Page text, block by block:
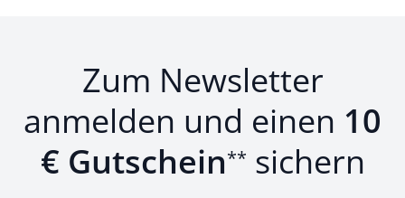
Zum Newsletter
anmelden und einen 10
€ Gutschein** sichern